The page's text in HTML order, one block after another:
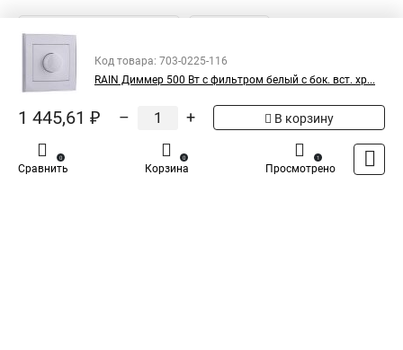
Код товара: 703-0225-116
RAIN Диммер 500 Вт с фильтром белый с бок. вст. хр...
1 445,61 ₽ – + В корзину
Сравнить
0
Корзина
0
Просмотрено
1